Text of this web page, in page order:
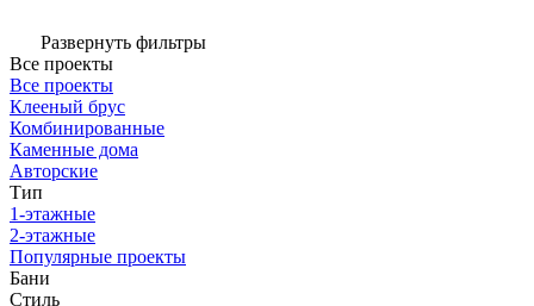
Развернуть фильтры
Все проекты
Все проекты
Клееный брус
Комбинированные
Каменные дома
Авторские
Тип
1-этажные
2-этажные
Популярные проекты
Бани
Стиль